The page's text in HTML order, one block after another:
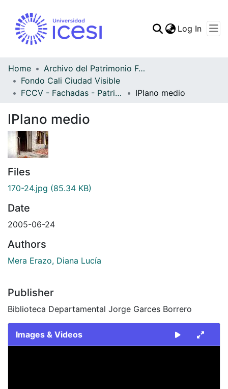
Log In
Home
Archivo del Patrimonio Fotográfico y Fílmico del Valle del Cauca
Fondo Cali Ciudad Visible
FCCV - Fachadas - Patrimonial
IPlano medio
IPlano medio
Files
170-24.jpg (85.34 KB)
Date
2005-06-24
Authors
Mera Erazo, Diana Lucía
Publisher
Biblioteca Departamental Jorge Garces Borrero
Images & Videos